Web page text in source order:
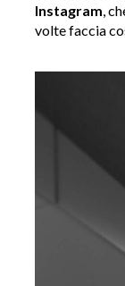
Instagram ,
volte faccia